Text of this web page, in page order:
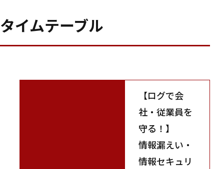
タイムテーブル
【ログで会
社・従業員を
守る！】
情報漏えい・
情報セキュリ